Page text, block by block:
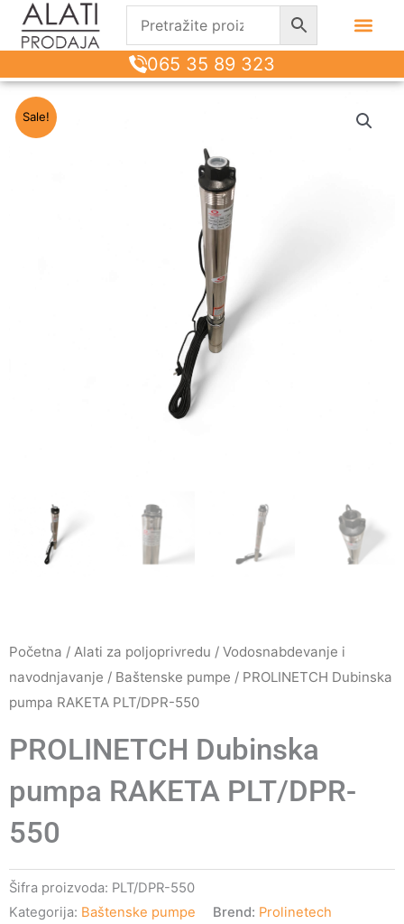
065 35 89 323
Sale!
Početna / Alati za poljoprivredu / Vodosnabdevanje i
navodnjavanje / Baštenske pumpe / PROLINETCH Dubinska
pumpa RAKETA PLT/DPR-550
PROLINETCH Dubinska
pumpa RAKETA PLT/DPR-
550
Šifra proizvoda: PLT/DPR-550
Kategorija: Baštenske pumpe Brend: Prolinetech